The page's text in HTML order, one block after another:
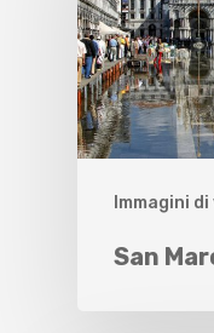
Immagini
San